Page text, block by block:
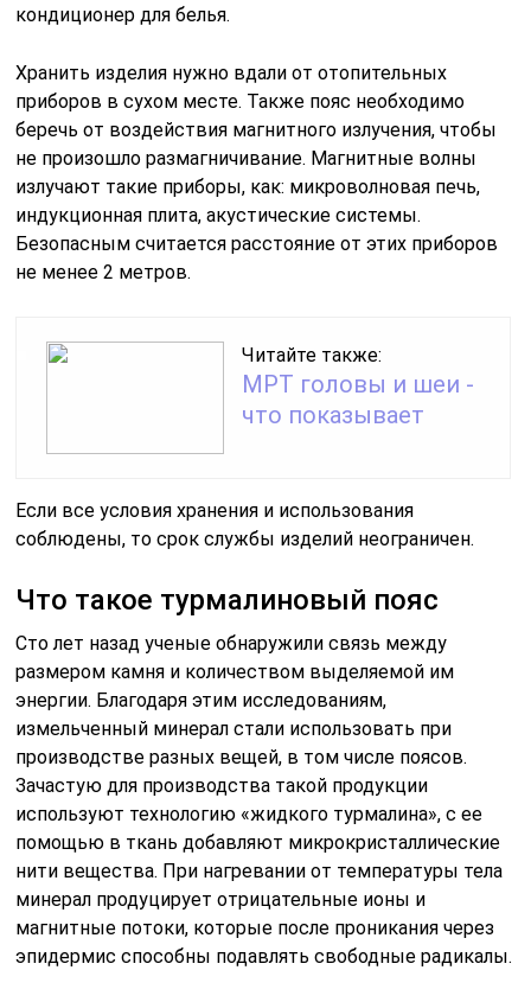
кондиционер для белья.
Хранить изделия нужно вдали от отопительных
приборов в сухом месте. Также пояс необходимо
беречь от воздействия магнитного излучения, чтобы
не произошло размагничивание. Магнитные волны
излучают такие приборы, как: микроволновая печь,
индукционная плита, акустические системы.
Безопасным считается расстояние от этих приборов
не менее 2 метров.
Читайте также:
МРТ головы и шеи -
что показывает
Если все условия хранения и использования
соблюдены, то срок службы изделий неограничен.
Что такое турмалиновый пояс
Сто лет назад ученые обнаружили связь между
размером камня и количеством выделяемой им
энергии. Благодаря этим исследованиям,
измельченный минерал стали использовать при
производстве разных вещей, в том числе поясов.
Зачастую для производства такой продукции
используют технологию «жидкого турмалина», с ее
помощью в ткань добавляют микрокристаллические
нити вещества. При нагревании от температуры тела
минерал продуцирует отрицательные ионы и
магнитные потоки, которые после проникания через
эпидермис способны подавлять свободные радикалы.